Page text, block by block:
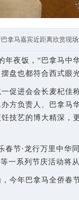
拿马嘉宾近距离欣赏现
夜饭，”巴拿马中
盘也都符合西式眼
进会会长麦杞佳
方负责人、巴拿马
技艺的博大精深，
节·龙行万里中华
一系列节庆活动将
年巴拿马全侨春